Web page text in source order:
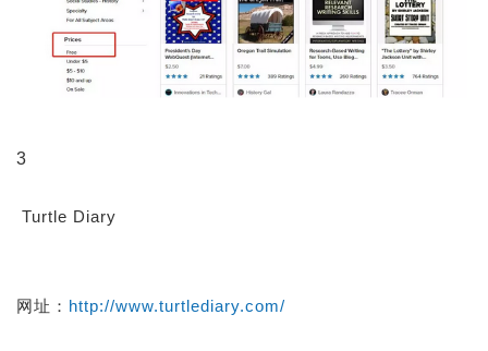
3
Turtle Diary
网址： http://www.turtlediary.com/